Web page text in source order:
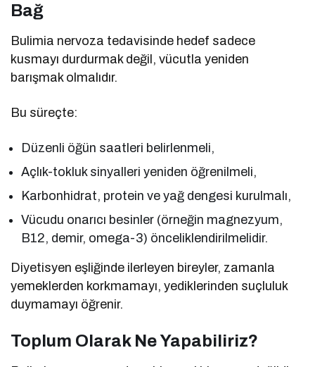
Bağ
Bulimia nervoza tedavisinde hedef sadece
kusmayı durdurmak değil, vücutla yeniden
barışmak olmalıdır.
Bu süreçte:
Düzenli öğün saatleri belirlenmeli,
Açlık-tokluk sinyalleri yeniden öğrenilmeli,
Karbonhidrat, protein ve yağ dengesi kurulmalı,
Vücudu onarıcı besinler (örneğin magnezyum,
B12, demir, omega-3) önceliklendirilmelidir.
Diyetisyen eşliğinde ilerleyen bireyler, zamanla
yemeklerden korkmamayı, yediklerinden suçluluk
duymamayı öğrenir.
Toplum Olarak Ne Yapabiliriz?